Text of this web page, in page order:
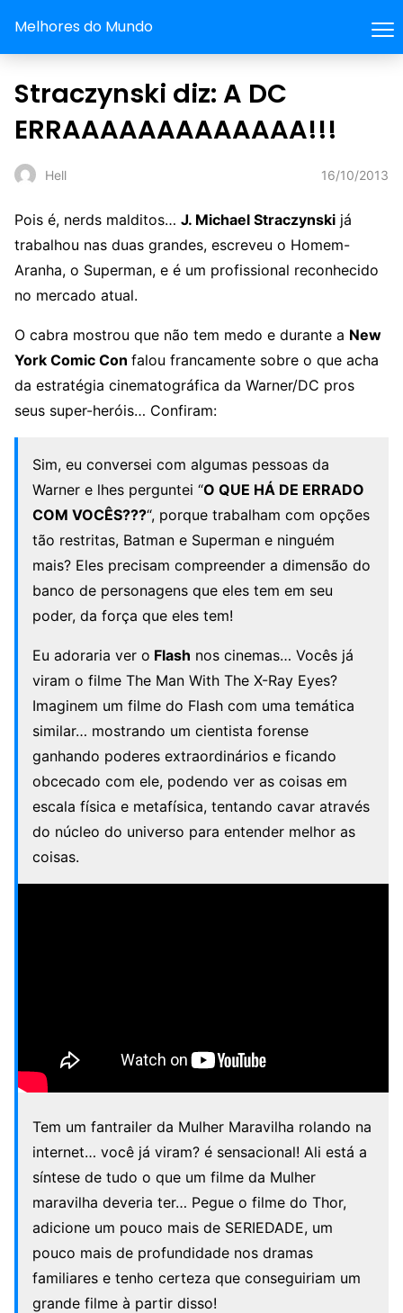
Melhores do Mundo
Straczynski diz: A DC
ERRAAAAAAAAAAAAA!!!
Hell 16/10/2013
Pois é, nerds malditos… J. Michael Straczynski já
trabalhou nas duas grandes, escreveu o Homem-
Aranha, o Superman, e é um profissional reconhecido
no mercado atual.
O cabra mostrou que não tem medo e durante a New
York Comic Con falou francamente sobre o que acha
da estratégia cinematográfica da Warner/DC pros
seus super-heróis… Confiram:
Sim, eu conversei com algumas pessoas da
Warner e lhes perguntei “O QUE HÁ DE ERRADO
COM VOCÊS???“, porque trabalham com opções
tão restritas, Batman e Superman e ninguém
mais? Eles precisam compreender a dimensão do
banco de personagens que eles tem em seu
poder, da força que eles tem!
Eu adoraria ver o Flash nos cinemas… Vocês já
viram o filme The Man With The X-Ray Eyes?
Imaginem um filme do Flash com uma temática
similar… mostrando um cientista forense
ganhando poderes extraordinários e ficando
obcecado com ele, podendo ver as coisas em
escala física e metafísica, tentando cavar através
do núcleo do universo para entender melhor as
coisas.
Tem um fantrailer da Mulher Maravilha rolando na
internet… você já viram? é sensacional! Ali está a
síntese de tudo o que um filme da Mulher
maravilha deveria ter… Pegue o filme do Thor,
adicione um pouco mais de SERIEDADE, um
pouco mais de profundidade nos dramas
familiares e tenho certeza que conseguiriam um
grande filme à partir disso!